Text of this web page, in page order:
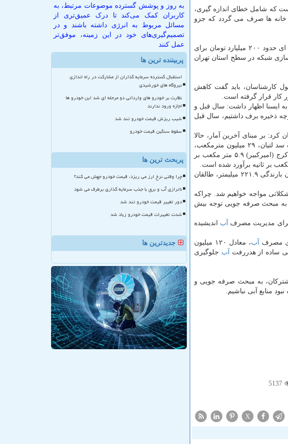
ظاهری تشكیل داده است كه شامل خطای اندازه گیری،
خانه ها صرف می گردد كه جزو
در شهر تهران وجود دارد و سالانه بودجه ای حدود ۲۰۰ میلیارد تومان برای
است كه طی پنج سال آینده، حدود ۱۴۰۰ كیلومتر بازسازی شبكه در سطح استان تهران
كارشناسان، باید گفت كاهش
كار قرار گرفته است.
به ایسنا اظهار داشت: سال قبل و
ذخیره برف داشتیم، سال قبل
بر مبنای آخرین آمار، حالا
سد كرج، ۱۱۴ میلیون مترمكعب، حجم ذخیره سد طالقان، ۲۶۰ میلیون مترمكعب، حجم ذخیره سد لتیان، ۲۹ میلیون مترمكعب،
حجم ذخیره سد لار، ۱۹ مترمكعب و حجم ذخیره سد ماملو، ۱۲۵ میلیون مترمكعب است. هم چنین ورودی سد كرج (امیركبیر) ۵.۹ متر مكعب بر
احمدنسب هم چنین درباره میزان بارندگی ها از آغاز سال آبی تابحال بادآور شده كه در حوضه آبریز كرج، میزان بارندگی ۲۲۱.۹ میلیمتر، طالقان
مواجه خواهیم شد. چراكه
به مبحث صرفه جویی توجه بیش
برای مدیریت مصرف آب اندیشیده
آب
، معادل ۱۲۰ میلیون
ساده از هدررفت
آب جلوگیری
به مبحث صرفه جویی و
منابع آبی نباشیم.
5137
X
به روز و پوشش گسترده موضوعات مرتبط، به
کاربران کمک می‌کند تا درک عمیق‌تری از
مسائل مربوط به انرژی داشته باشند و در
تصمیم‌گیری‌های خود در این زمینه، موفق‌تر
عمل کنند
پربیننده ترین ها
استقبال گسترده سرمایه گذاران از مشارکت در راه اندازی
نیروگاه های خورشیدی
نظارت بر خودرو های وارداتی دو مرحله ای شد این خودرو ها
اجازه ورود ندارند
شیب ریزش قیمت خودرو تند شد
سقوط سنگین قیمت خودرو
پربحث ترین ها
چرا وقتی نرخ ارز می ریزد، قیمت خودرو جهش می کند؟
ناترازی آب و برق با جذب سرمایه گذاری برطرف می شود
دور تغییر قیمت خودرو تند شد
شدت تغییرات قیمت خودرو زیاد شد
جدیدترین ها